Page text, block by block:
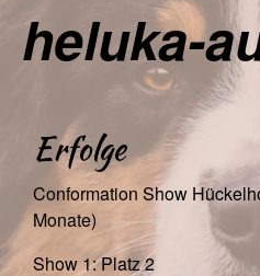
heluka-
Erfolge
Conformation Show
Monate)
Show 1: Platz 2